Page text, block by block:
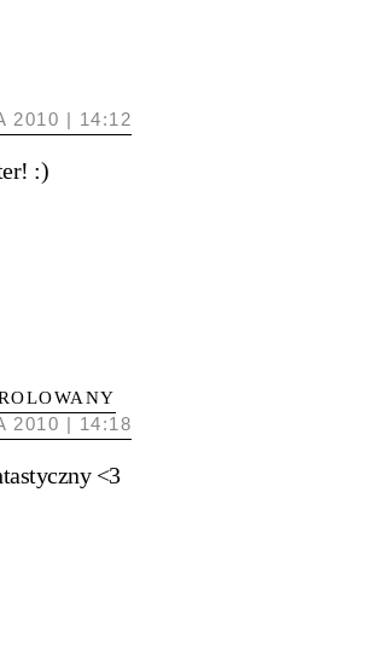
2010 | 14:12
:)
2010 | 14:18
<3